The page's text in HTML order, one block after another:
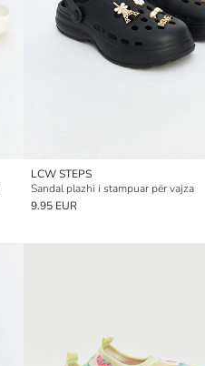
LCW STEPS
Sandal plazhi i stampuar për vajza
9.95 EUR